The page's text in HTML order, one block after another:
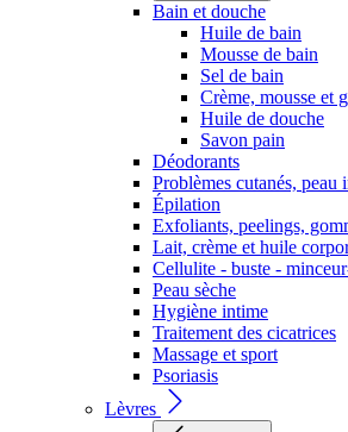
Bain et douche
Huile de bain
Mousse de bain
Sel de bain
Crème, mousse et
Huile de douche
Savon pain
Déodorants
Problèmes cutanés, peau
Épilation
Exfoliants, peelings,
Lait, crème et huile
Cellulite - buste -
Peau sèche
Hygiène intime
Traitement des cicatrices
Massage et sport
Psoriasis
Lèvres